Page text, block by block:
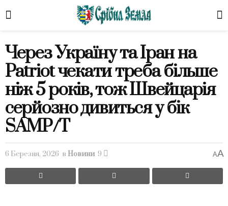
Через Україну та Іран на
Patriot чекати треба більше
ніж 5 років, тож Швейцарія
серйозно дивиться у бік
SAMP/T
6 Березня, 2026 в Новини 9 AA